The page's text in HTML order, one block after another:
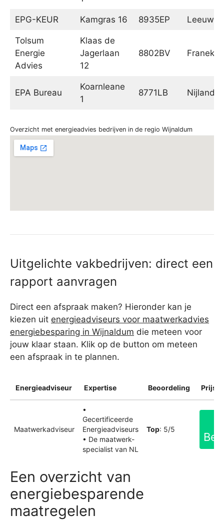
EPG-KEUR Kamgras 16 8935EP
Tolsum
Energie
Advies
Klaas de
Jagerlaan
12
8802BV Franeker
EPA Bureau
Koarnleane
1
8771LB Nijland
Overzicht met energieadvies bedrijven in de regio Wijnaldum
Uitgelichte vakbedrijven: direct een
rapport aanvragen
Direct een afspraak maken? Hieronder kan je
kiezen uit energieadviseurs voor maatwerkadvies
energiebesparing in Wijnaldum die meteen voor
jouw klaar staan. Klik op de button om meteen
een afspraak in te plannen.
Energieadviseur Expertise Beoordeling
Maatwerkadviseur
•
Gecertificeerde
Energieadviseurs
• De maatwerk-
specialist van NL
Top: 5/5
Een overzicht van
energiebesparende
maatregelen